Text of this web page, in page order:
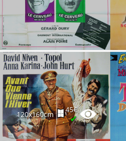
120x160cm
45€
✔